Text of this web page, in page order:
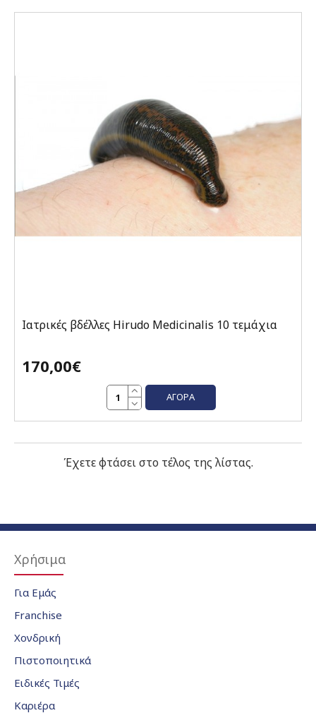
Ιατρικές βδέλλες Hirudo Medicinalis 10 τεμάχια
170,00€
ΑΓΟΡΆ
Έχετε φτάσει στο τέλος της λίστας.
Χρήσιμα
Για Εμάς
Franchise
Χονδρική
Πιστοποιητικά
Ειδικές Τιμές
Καριέρα